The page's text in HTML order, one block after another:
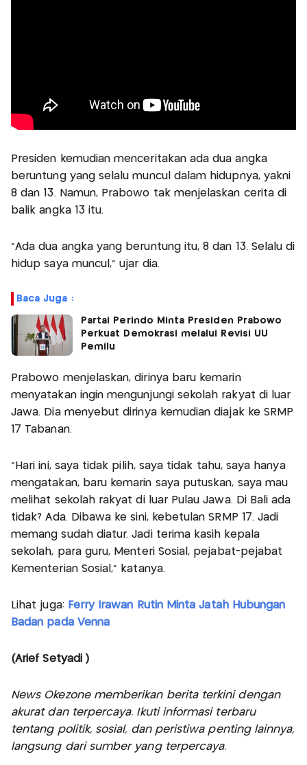
Presiden kemudian menceritakan ada dua angka
beruntung yang selalu muncul dalam hidupnya, yakni
8 dan 13. Namun, Prabowo tak menjelaskan cerita di
balik angka 13 itu.
“Ada dua angka yang beruntung itu, 8 dan 13. Selalu di
hidup saya muncul,” ujar dia.
Baca Juga :
Partai Perindo Minta Presiden Prabowo
Perkuat Demokrasi melalui Revisi UU
Pemilu
Prabowo menjelaskan, dirinya baru kemarin
menyatakan ingin mengunjungi sekolah rakyat di luar
Jawa. Dia menyebut dirinya kemudian diajak ke SRMP
17 Tabanan.
“Hari ini, saya tidak pilih, saya tidak tahu, saya hanya
mengatakan, baru kemarin saya putuskan, saya mau
melihat sekolah rakyat di luar Pulau Jawa. Di Bali ada
tidak? Ada. Dibawa ke sini, kebetulan SRMP 17. Jadi
memang sudah diatur. Jadi terima kasih kepala
sekolah, para guru, Menteri Sosial, pejabat-pejabat
Kementerian Sosial,” katanya.
Lihat juga: Ferry Irawan Rutin Minta Jatah Hubungan
Badan pada Venna
(Arief Setyadi )
News Okezone memberikan berita terkini dengan
akurat dan terpercaya. Ikuti informasi terbaru
tentang politik, sosial, dan peristiwa penting lainnya,
langsung dari sumber yang terpercaya.